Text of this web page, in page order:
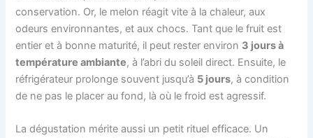
conservation. Or, le melon réagit vite à la chaleur, aux
odeurs environnantes, et aux chocs. Tant que le fruit est
entier et à bonne maturité, il peut rester environ 3 jours à
température ambiante, à l’abri du soleil direct. Ensuite, le
réfrigérateur prolonge souvent jusqu’à 5 jours, à condition
de ne pas le placer au fond, là où le froid est agressif.
La dégustation mérite aussi un petit rituel efficace. Un